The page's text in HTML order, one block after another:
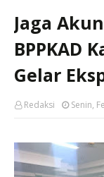
Jaga
BPPKAD
Gelar
Redaksi Senin,